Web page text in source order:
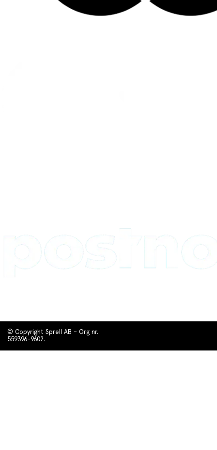
© Copyright Sprell AB - Org nr.
559396-9602.